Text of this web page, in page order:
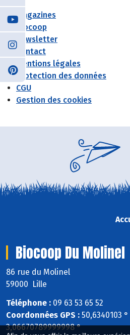
Magazines
Biocoop
Newsletter
Contact
Mentions légales
Protection des données
CGU
Gestion des cookies
Biocoop Du Molinel
86 rue du Molinel
59000 Lille
Téléphone : 09 63 53 65 52
Coordonnées GPS : 50,6340103 °
3,06670789999998 °